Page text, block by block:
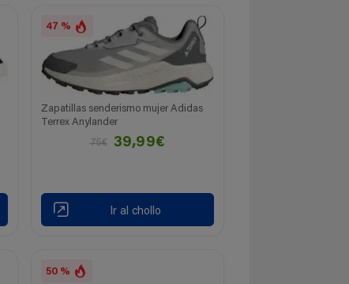
47 %
Zapatillas senderismo mujer Adidas
Terrex Anylander
75€
39,99€
Ir al chollo
50 %